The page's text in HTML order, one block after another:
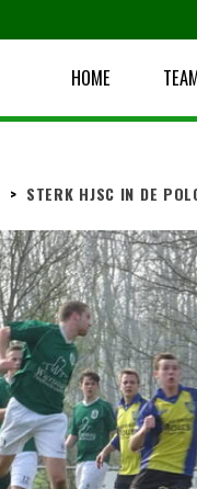
HOME
> STERK HJSC IN DE